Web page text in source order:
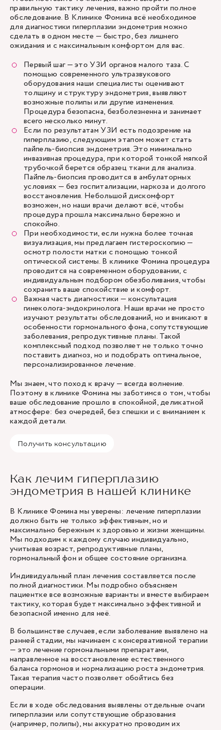
правильную тактику лечения, важно пройти полное
обследование. В Клинике Фомина всё необходимое
для диагностики гиперплазии эндометрия можно
сделать в одном месте — быстро, без лишнего
ожидания и с максимальным комфортом для вас.
Первый шаг — этоУЗИ органов малого таза. С
помощью современного ультразвукового
оборудования наши специалисты оценивают
толщину и структуру эндометрия, выявляют
возможные полипы или другие изменения.
Процедура безопасна, безболезненна и занимает
всего несколько минут.
Если по результатам УЗИ есть подозрение на
гиперплазию, следующим этапом может стать
пайпель-биопсия эндометрия. Это минимально
инвазивная процедура, при которой тонкой мягкой
трубочкой берется образец ткани для анализа.
Пайпель-биопсия проводится в амбулаторных
условиях — без госпитализации, наркоза и долгого
восстановления. Небольшой дискомфорт
возможен, но наши врачи делают всё, чтобы
процедура прошла максимально бережно и
спокойно.
При необходимости, если нужна более точная
визуализация, мы предлагаем гистероскопию —
осмотр полости матки с помощью тонкой
оптической системы. В клинике Фомина процедура
проводится на современном оборудовании, с
индивидуальным подбором обезболивания, чтобы
сохранить ваше спокойствие и комфорт.
Важная часть диагностики — консультация
гинеколога-эндокринолога. Наши врачи не просто
изучают результаты обследований, но и вникают в
особенности гормонального фона, сопутствующие
заболевания, репродуктивные планы. Такой
комплексный подход позволяет не только точно
поставить диагноз, но и подобрать оптимальное,
персонализированное лечение.
Мы знаем, что поход к врачу — всегда волнение.
Поэтому в клинике Фомина мы заботимся о том, чтобы
ваше обследование прошло в спокойной, деликатной
атмосфере: без очередей, без спешки и с вниманием к
каждой детали.
Получить консультацию
Как лечим гиперплазию
эндометрия в нашей клинике
В Клинике Фомина мы уверены: лечение гиперплазии
должно быть не только эффективным, но и
максимально бережным к здоровью и жизни женщины.
Мы подходим к каждому случаю индивидуально,
учитывая возраст, репродуктивные планы,
гормональный фон и общее состояние организма.
Индивидуальный план лечения составляется после
полной диагностики. Мы подробно объясняем
пациентке все возможные варианты и вместе выбираем
тактику, которая будет максимально эффективной и
безопасной именно для неё.
В большинстве случаев, если заболевание выявлено на
ранней стадии, мы начинаем с консервативной терапии
— это лечение гормональными препаратами,
направленное на восстановление естественного
баланса гормонов и нормализацию роста эндометрия.
Такая терапия часто позволяет обойтись без
операции.
Если в ходе обследования выявлены отдельные очаги
гиперплазии или сопутствующие образования
(например, полипы), мы аккуратно проводим их